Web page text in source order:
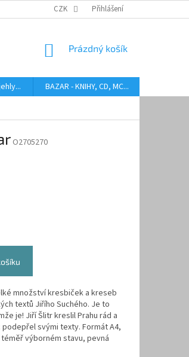
STAVU BAZAROVÝCH LP AUDIOKAZETY ANEB
CZK Přihlášení
NÁKUPNÍ
Prázdný košík
BAZAR - KNIHY, CD, MC...
O2705270
množství kresbiček a kreseb
textů Jiřího Suchého. Je to
je! Jiří Šlitr kreslil Prahu rád a
svými texty. Formát A4,
výborném stavu, pevná